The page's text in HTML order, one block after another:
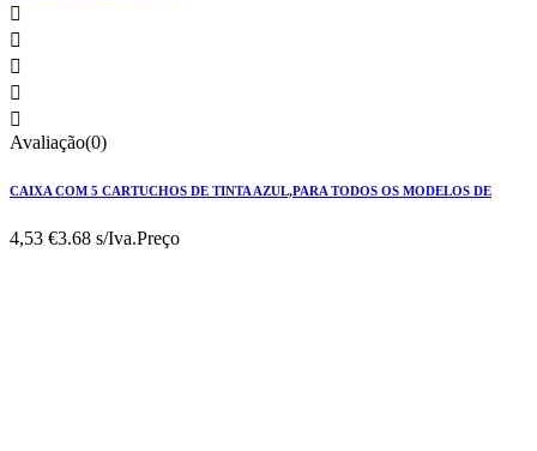





Avaliação(0)
CAIXA COM 5 CARTUCHOS DE TINTA AZUL,PARA TODOS OS MODELOS DE
4,53 €3.68 s/Iva.Preço